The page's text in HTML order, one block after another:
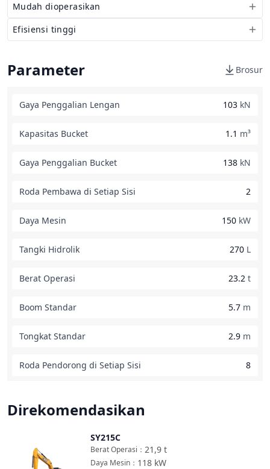
Mudah dioperasikan
Efisiensi tinggi
Parameter Brosur
Gaya Penggalian Lengan 103 kN
Kapasitas Bucket 1.1 m³
Gaya Penggalian Bucket 138 kN
Roda Pembawa di Setiap Sisi 2
Daya Mesin 150 kW
Tangki Hidrolik 270 L
Berat Operasi 23.2 t
Boom Standar 5.7 m
Tongkat Standar 2.9 m
Roda Pendorong di Setiap Sisi 8
Direkomendasikan
SY215C
21,9 t
Berat Operasi ：
118 kW
Daya Mesin ：